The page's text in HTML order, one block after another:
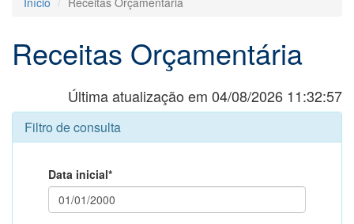
Receitas Orçamentária
Última atualização em 04/08/2026 11:32:57
Filtro de consulta
Data inicial*